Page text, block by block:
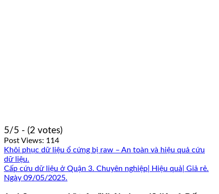
5/5 - (2 votes)
Post Views: 114
Khôi phục dữ liệu ổ cứng bị raw – An toàn và hiệu quả cứu
dữ liệu.
Cấp cứu dữ liệu ở Quận 3. Chuyên nghiệp| Hiệu quả| Giả rẻ.
Ngày 09/05/2025.